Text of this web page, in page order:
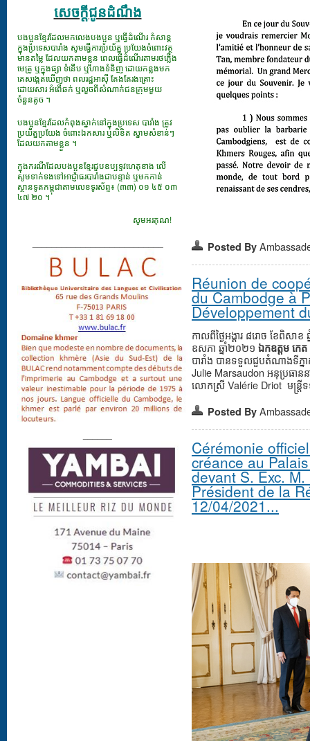
Posted By
Réunion de
du Cambodge à
Développement
កាលពីថ្ងៃអង្គារ ៨រោច ខែពិសា
ឧសភា​ ​ឆ្នាំ២០២១ ឯកឧត្តម កេ
បារាំង បានទទួលជួបតំណាងទីភ្ន
Julie Marsaudon អនុប្រធាន
លោកស្រី Valérie Driot មន្ត្រីទ
Posted By
Cérémonie
créance au
devant S. Exc.
Président de la
12/04/2021...
សេចក្ដីជូនដំណឹង
បងប្អូនខ្មែរដែលមកលេងបងប្អូន ឬធ្វើដំណើរ កំសាន្ត
ក្នុងប្រទេសបារាំង សូមធ្វើការប្រយ័ត្ន ប្រយែងចំពោះវត្ថុ
មានតម្លៃ ដែលយកតាមខ្លួន ពេលធ្វើដំណើរតាមរថភ្លើង
មេត្រូ ឬក្នុងផ្សា ទំនើប ឬហាងទំនិញ ដោយកន្លងមក
គេសង្កេតឃើញថា ពលរដ្ឋអាស៊ី តែងតែរងគ្រោះ
ដោយសារ អំពើឆក់ ឬលួចពីសំណាក់ជនក្រុមមួយ
ចំនួនតូច ។
បងប្អូនខ្មែរដែលកំពុងស្នាក់នៅក្នុងប្រទេស បារាំង ត្រូវ
ប្រយ័ត្នប្រយែង ចំពោះឯកសារ​ ឬលិខិត ស្នាមសំខាន់ៗ
ដែលយកតាមខ្លួន ។
ក្នុងករណីដែលបងប្អូនខ្មែរជួបឧប្បទ្ទវហេតុខាង លើ
សូមទាក់ទងទៅអាជ្ញាធរបារាំងជាបន្ទាន់ ឬមកកាន់
ស្ថានទូតកម្ពុជាតាមលេខទូរស័ព្ទ៖ (៣៣) ០១ ៤៥ ០៣
៤៧ ២០ ។
សូមអរគុណ!